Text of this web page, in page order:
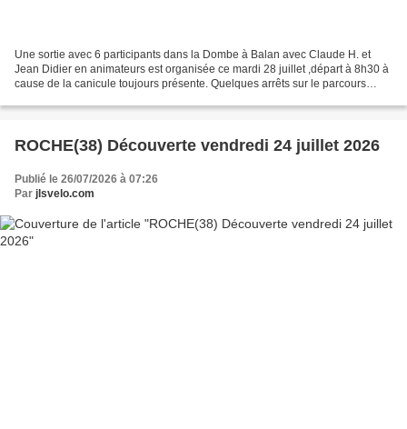
Une sortie avec 6 participants dans la Dombe à Balan avec Claude H. et
Jean Didier en animateurs est organisée ce mardi 28 juillet ,départ à 8h30 à
cause de la canicule toujours présente. Quelques arrêts sur le parcours
ROCHE(38) Découverte vendredi 24 juillet 2026
Publié le 26/07/2026 à 07:26
Par jlsvelo.com